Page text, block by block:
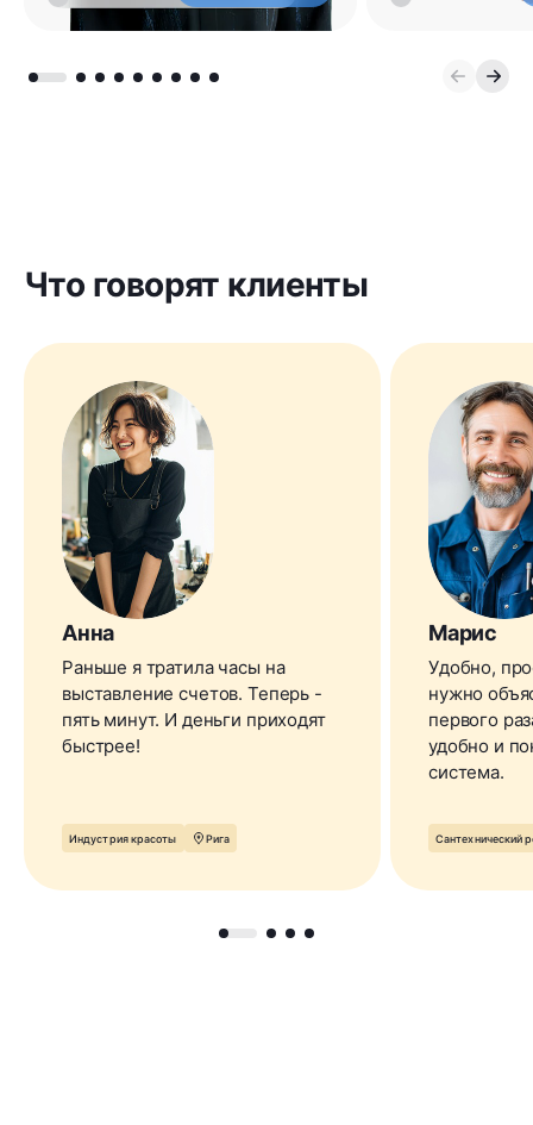
Что говорят клиенты
Анна
Раньше я тратила часы на
выставление счетов. Теперь -
пять минут. И деньги приходят
быстрее!
Индустрия красоты Рига
Марис
Удобно,
нужно
первого
удобно и
система.
Сантехнический